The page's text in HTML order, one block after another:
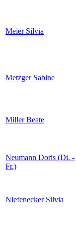
Meier Silvia
Metzger Sabine
Miller Beate
Neumann Doris (Di. -
Fr.)
Niefenecker Silvia